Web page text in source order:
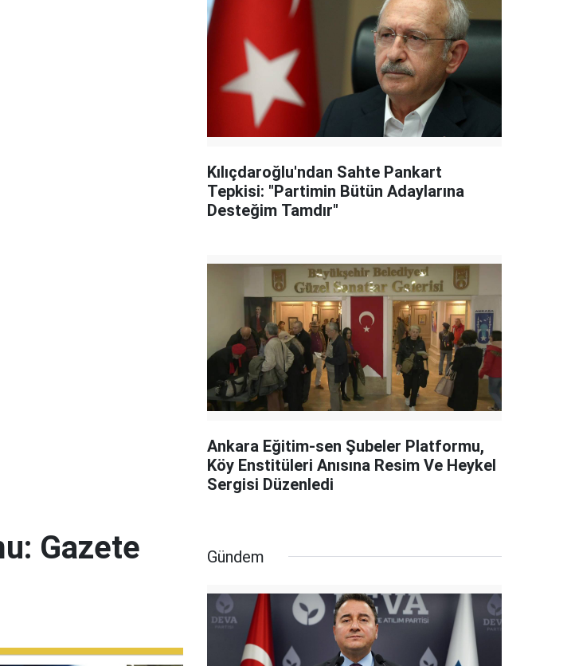
Kılıçdaroğlu'ndan Sahte Pankart
Tepkisi: "Partimin Bütün Adaylarına
Desteğim Tamdır"
Ankara Eğitim-sen Şubeler Platformu,
Köy Enstitüleri Anısına Resim Ve Heykel
Sergisi Düzenledi
Gazete
Gündem